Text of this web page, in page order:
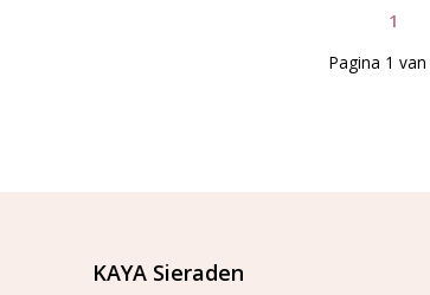
1
Pagina 1 van
KAYA Sieraden